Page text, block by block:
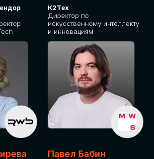
К2Тех
Директор по
искусственному интеллекту
и инновациям
Павел Бабин